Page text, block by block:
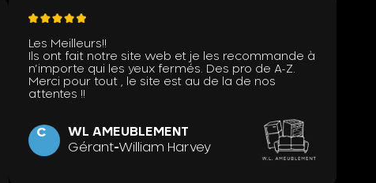
Les Meilleurs!!
Ils ont fait notre site web et je les recommande à
n’importe qui les yeux fermés. Des pro de A-Z.
Merci pour tout , le site est au de la de nos
attentes !!
C
WL AMEUBLEMENT
Gérant William Harvey